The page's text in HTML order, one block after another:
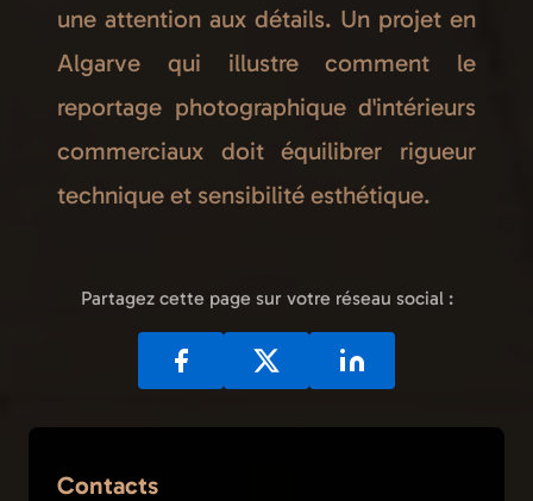
une attention aux détails. Un projet en
Algarve qui illustre comment le
reportage photographique d'intérieurs
commerciaux doit équilibrer rigueur
technique et sensibilité esthétique.
Partagez cette page sur votre réseau social :
Contacts